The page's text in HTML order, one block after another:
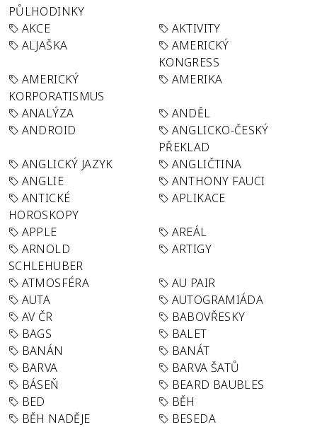
PŮLHODINKY
AKCE
AKTIVITY
ALJAŠKA
AMERICKÝ
KONGRESS
AMERICKÝ
KORPORATISMUS
AMERIKA
ANALÝZA
ANDĚL
ANDROID
ANGLICKO-ČESKÝ
PŘEKLAD
ANGLICKÝ JAZYK
ANGLIČTINA
ANGLIE
ANTHONY FAUCI
ANTICKÉ
HOROSKOPY
APLIKACE
APPLE
AREÁL
ARNOLD
SCHLEHUBER
ARTIGY
ATMOSFÉRA
AU PAIR
AUTA
AUTOGRAMIÁDA
AV ČR
BABOVŘESKY
BAGS
BALET
BANÁN
BANÁT
BARVA
BARVA ŠATŮ
BÁSEŇ
BEARD BAUBLES
BED
BĚH
BĚH NADĚJE
BESEDA